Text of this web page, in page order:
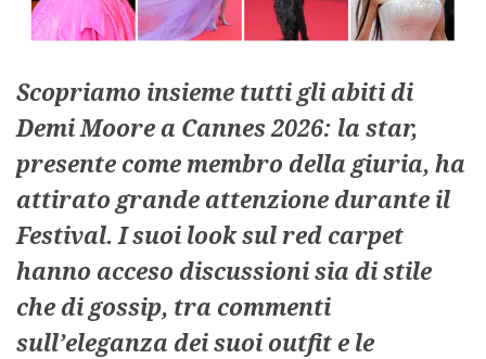
Scopriamo insieme tutti gli abiti di
Demi Moore a Cannes 2026: la star,
presente come membro della giuria, ha
attirato grande attenzione durante il
Festival. I suoi look sul red carpet
hanno acceso discussioni sia di stile
che di gossip, tra commenti
sull’eleganza dei suoi outfit e le